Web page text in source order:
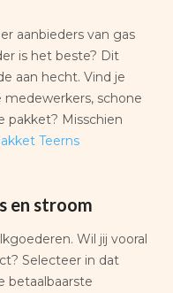
aanbieders van gas
is het beste? Dit
aan hecht. Vind je
medewerkers, schone
pakket? Misschien
Teerns
en stroom
Wil jij vooral
Selecteer in dat
betaalbaarste